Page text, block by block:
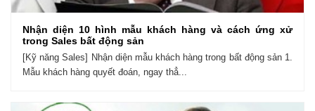
Nhận diện 10 hình mẫu khách hàng và cách ứng xử
trong Sales bất động sản
[Kỹ năng Sales] Nhận diện mẫu khách hàng trong bất động sản 1.
Mẫu khách hàng quyết đoán, ngay thẳ...